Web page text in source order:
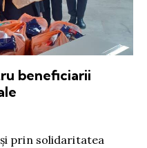
beneficiarii
prin solidaritatea